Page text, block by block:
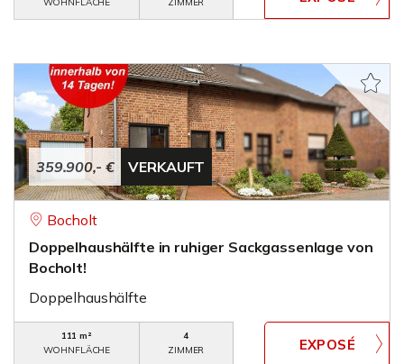
359.900,- € VERKAUFT
Bocholt
Doppelhaushälfte in ruhiger Sackgassenlage von
Bocholt!
Doppelhaushälfte
111 m²
WOHNFLÄCHE
4
ZIMMER